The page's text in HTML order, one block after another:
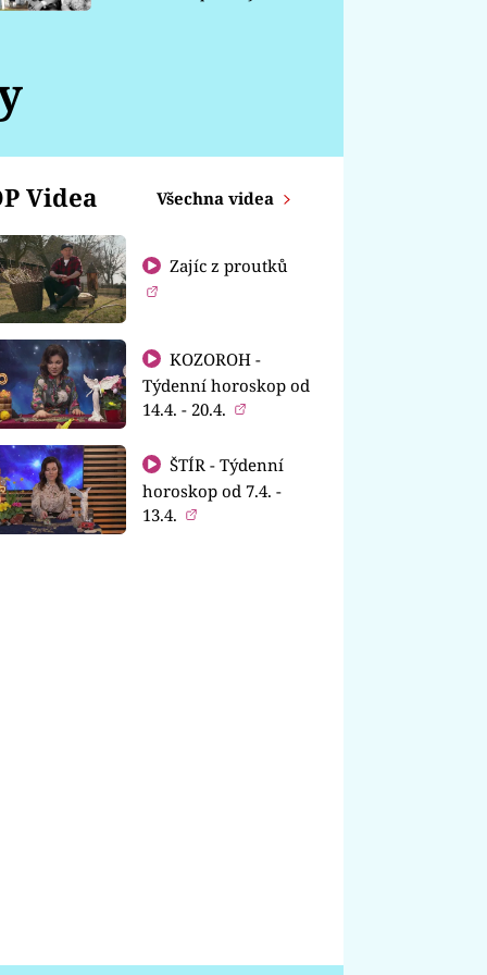
Videa Všechna videa
Zajíc z proutků
KOZOROH -
Týdenní horoskop od
14.4. - 20.4.
ŠTÍR - Týdenní
horoskop od 7.4. -
13.4.